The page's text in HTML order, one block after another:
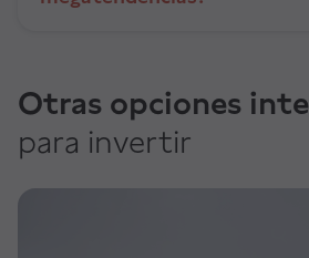
Otras opciones
para invertir